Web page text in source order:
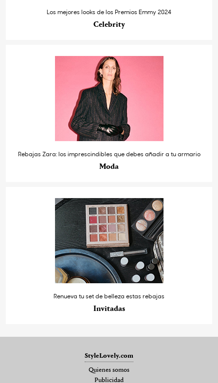
Los mejores looks de los Premios Emmy 2024
Celebrity
Rebajas Zara: los imprescindibles que debes añadir a tu armario
Moda
Renueva tu set de belleza estas rebajas
Invitadas
StyleLovely.com
Quienes somos
Publicidad